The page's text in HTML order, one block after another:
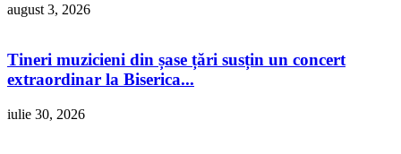
august 3, 2026
Tineri muzicieni din șase țări susțin un concert
extraordinar la Biserica...
iulie 30, 2026